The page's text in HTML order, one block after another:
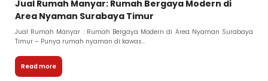
Jual Rumah Manyar: Rumah Bergaya Modern di
Area Nyaman Surabaya Timur
Jual Rumah Manyar : Rumah Bergaya Modern di Area Nyaman Surabaya
Timur – Punya rumah nyaman di kawas...
Read more